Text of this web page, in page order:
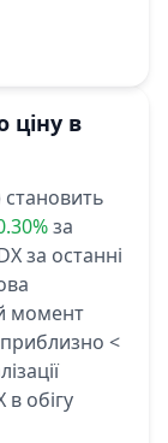
ціну в
становить
за
за останні
момент
<
в обігу